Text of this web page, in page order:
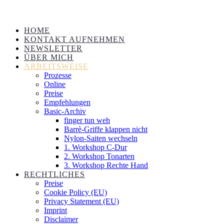
HOME
KONTAKT AUFNEHMEN
NEWSLETTER
ÜBER MICH
ARBEITSWEISE
Prozesse
Online
Preise
Empfehlungen
Basic-Archiv
finger tun weh
Barrè-Griffe klappen nicht
Nylon-Saiten wechseln
1. Workshop C-Dur
2. Workshop Tonarten
3. Workshop Rechte Hand
RECHTLICHES
Preise
Cookie Policy (EU)
Privacy Statement (EU)
Imprint
Disclaimer